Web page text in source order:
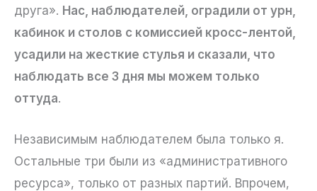
друга». Нас, наблюдателей, оградили от урн,
кабинок и столов с комиссией кросс-лентой,
усадили на жесткие стулья и сказали, что
наблюдать все 3 дня мы можем только
оттуда.
Независимым наблюдателем была только я.
Остальные три были из «административного
ресурса», только от разных партий. Впрочем,